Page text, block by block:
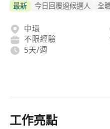
最新 今日回覆過候選人 全
中環
不限經驗
5天/週
工作亮點